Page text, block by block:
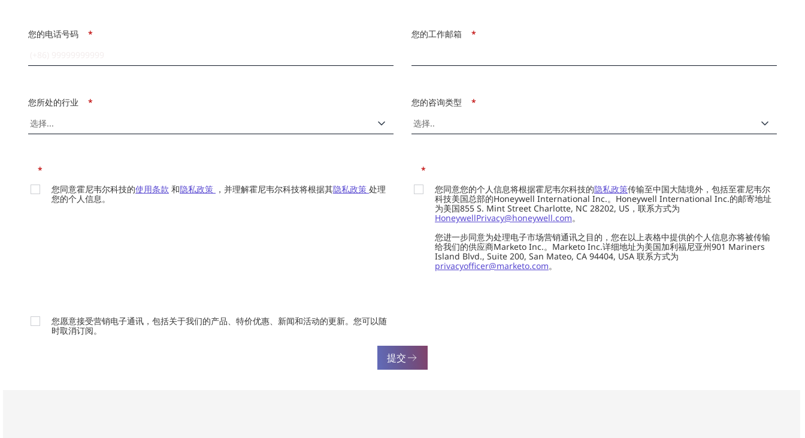
*
您的电话号码 *
您的工作邮箱
*
您所处的行业 *
您的咨询类型
*
您同意霍尼韦尔科技的使用条款 和隐私政策 ，并理解霍尼韦尔科技将根据其隐私政策 处理
您的个人信息。
*
您同意您的个人信息将根据霍尼韦尔科技的隐私政策传输至中国大陆境外，包括至霍尼韦尔
科技美国总部的Honeywell International Inc.。Honeywell International Inc.的邮寄地址
为美国855 S. Mint Street Charlotte, NC 28202, US，联系方式为
HoneywellPrivacy@honeywell.com。
您进一步同意为处理电子市场营销通讯之目的，您在以上表格中提供的个人信息亦将被传输
给我们的供应商Marketo Inc.。Marketo Inc.详细地址为美国加利福尼亚州901 Mariners
Island Blvd., Suite 200, San Mateo, CA 94404, USA 联系方式为
privacyofficer@marketo.com。
您愿意接受营销电子通讯，包括关于我们的产品、特价优惠、新闻和活动的更新。您可以随
时取消订阅。
提交